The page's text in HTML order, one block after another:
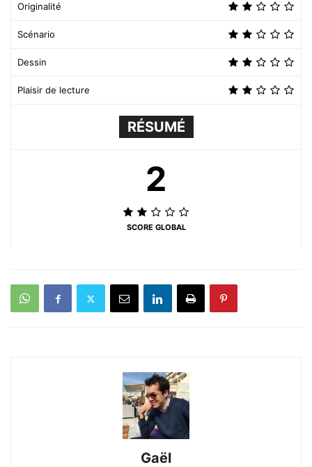
Originalité
Scénario
Dessin
Plaisir de lecture
RÉSUMÉ
2
SCORE GLOBAL
Gaël